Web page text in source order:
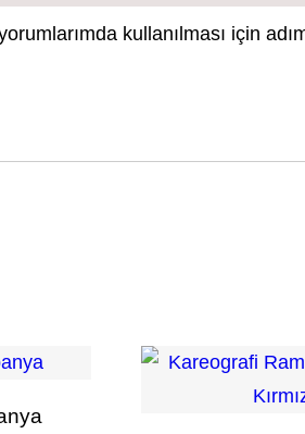
kullanılması için